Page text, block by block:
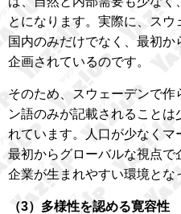
とになります。実際に、ス
国内のみだけでなく、最初
企画されているのです。
そのため、スウェーデンで
ン語のみが記載されること
れています。人口が少なくマ
最初からグローバルな視点
企業が生まれやすい環境とな
（3）多様性を認める寛容性